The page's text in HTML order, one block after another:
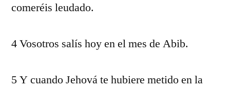
comeréis leudado.
4 Vosotros salís hoy en el mes de Abib.
5 Y cuando Jehová te hubiere metido en la